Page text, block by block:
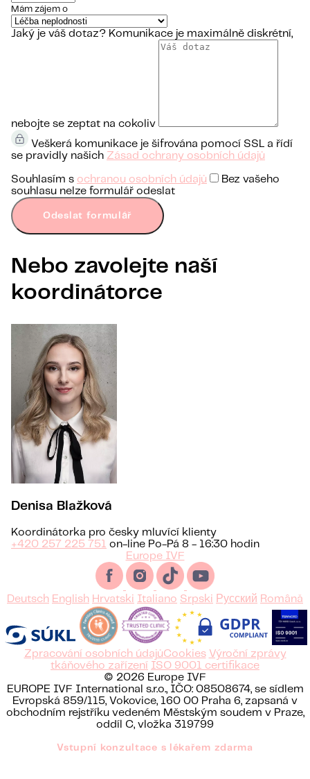
Mám zájem o
Jaký je váš dotaz? Komunikace je maximálně diskrétní,
nebojte se zeptat na cokoliv
Veškerá komunikace je šifrována pomocí SSL a řídí
se pravidly našich Zásad ochrany osobních údajů
Souhlasím s ochranou osobních údajů
Bez vašeho
souhlasu nelze formulář odeslat
Odeslat formulář
Nebo zavolejte naší
koordinátorce
Denisa Blažková
Koordinátorka pro česky mluvící klienty
+420 257 225 751 on-line Po-Pá 8 - 16:30 hodin
Europe IVF
Deutsch English Hrvatski Italiano Srpski Русский Română
Zpracování osobních údajůCookies Výroční zprávy
tkáňového zařízení ISO 9001 certifikace
© 2026 Europe IVF
EUROPE IVF International s.r.o., IČO: 08508674, se sídlem
Evropská 859/115, Vokovice, 160 00 Praha 6, zapsaná v
obchodním rejstříku vedeném Městským soudem v Praze,
oddíl C, vložka 319799
Vstupní konzultace s lékařem zdarma